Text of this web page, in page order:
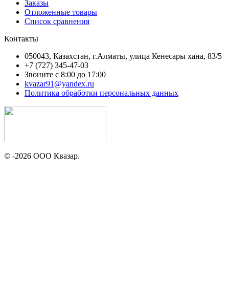
Заказы
Отложенные товары
Список сравнения
Контакты
050043, Казахстан, г.Алматы, улица Кенесары хана, 83/5
+7 (727) 345-47-03
Звоните с 8:00 до 17:00
kvazar91@yandex.ru
Политика обработки персональных данных
© -2026 ООО Квазар.